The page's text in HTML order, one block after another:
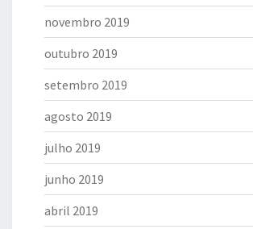
novembro 2019
outubro 2019
setembro 2019
agosto 2019
julho 2019
junho 2019
abril 2019